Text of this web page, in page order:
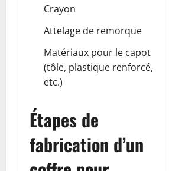
Crayon
Attelage de remorque
Matériaux pour le capot
(tôle, plastique renforcé,
etc.)
Étapes de
fabrication d’un